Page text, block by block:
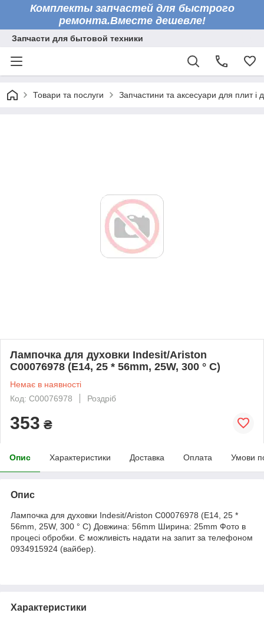
Комплекты запчастей для быстрого
ремонта.Вместе дешевле!
Запчасти для бытовой техники
Товари та послуги Запчастини та аксесуари для плит і
Лампочка для духовки Indesit/Ariston
C00076978 (E14, 25 * 56mm, 25W, 300 ° С)
Немає в наявності
Код: C00076978
Роздріб
353 ₴
Опис Характеристики Доставка Оплата Умови
Опис
Лампочка для духовки Indesit/Ariston C00076978 (E14, 25 *
56mm, 25W, 300 ° С) Довжина: 56mm Ширина: 25mm Фото в
процесі обробки. Є можливість надати на запит за телефоном
0934915924 (вайбер).
Характеристики